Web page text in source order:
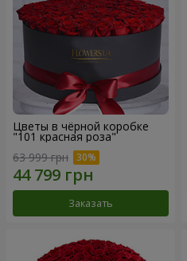
Цветы в чёрной коробке
"101 красная роза"
63 999 грн
Заказать